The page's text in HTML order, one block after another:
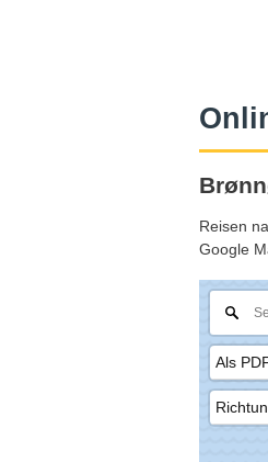
Reisen
Google
Als